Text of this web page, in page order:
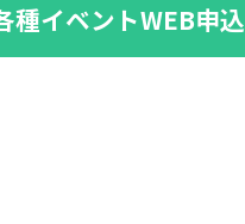
種イベントWEB申込